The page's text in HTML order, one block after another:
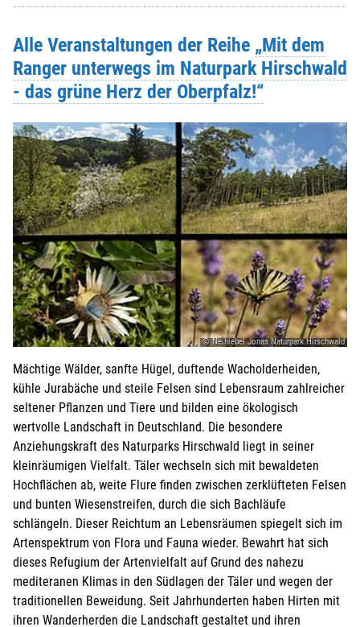
Alle Veranstaltungen der Reihe „Mit dem
Ranger unterwegs im Naturpark Hirschwald
- das grüne Herz der Oberpfalz!“
© Nelhiebel Jonas Naturpark Hirschwald
Mächtige Wälder, sanfte Hügel, duftende Wacholderheiden,
kühle Jurabäche und steile Felsen sind Lebensraum zahlreicher
seltener Pflanzen und Tiere und bilden eine ökologisch
wertvolle Landschaft in Deutschland. Die besondere
Anziehungskraft des Naturparks Hirschwald liegt in seiner
kleinräumigen Vielfalt. Täler wechseln sich mit bewaldeten
Hochflächen ab, weite Flure finden zwischen zerklüfteten Felsen
und bunten Wiesenstreifen, durch die sich Bachläufe
schlängeln. Dieser Reichtum an Lebensräumen spiegelt sich im
Artenspektrum von Flora und Fauna wieder. Bewahrt hat sich
dieses Refugium der Artenvielfalt auf Grund des nahezu
mediteranen Klimas in den Südlagen der Täler und wegen der
traditionellen Beweidung. Seit Jahrhunderten haben Hirten mit
ihren Wanderherden die Landschaft gestaltet und ihren